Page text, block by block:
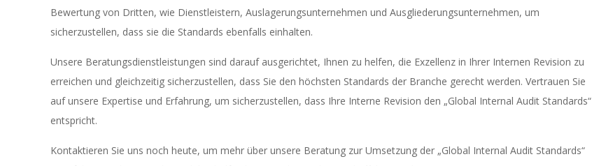
Bewertung von Dritten, wie Dienstleistern, Auslagerungsunternehmen und Ausgliederungsunternehmen, um
sicherzustellen, dass sie die Standards ebenfalls einhalten.
Unsere Beratungsdienstleistungen sind darauf ausgerichtet, Ihnen zu helfen, die Exzellenz in Ihrer Internen Revision zu
erreichen und gleichzeitig sicherzustellen, dass Sie den höchsten Standards der Branche gerecht werden. Vertrauen Sie
auf unsere Expertise und Erfahrung, um sicherzustellen, dass Ihre Interne Revision den „Global Internal Audit Standards“
entspricht.
Kontaktieren Sie uns noch heute, um mehr über unsere Beratung zur Umsetzung der „Global Internal Audit Standards“